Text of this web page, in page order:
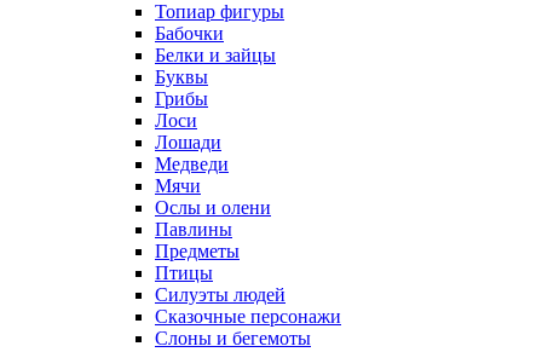
Топиар фигуры
Бабочки
Белки и зайцы
Буквы
Грибы
Лоси
Лошади
Медведи
Мячи
Ослы и олени
Павлины
Предметы
Птицы
Силуэты людей
Сказочные персонажи
Слоны и бегемоты